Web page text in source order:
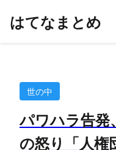
はてなまとめ
世の中
パワハラ告発
の怒り「人権